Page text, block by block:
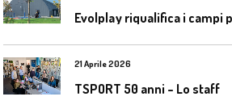
Evolplay riqualifica i campi
21 Aprile 2026
TSPORT 50 anni – Lo staff